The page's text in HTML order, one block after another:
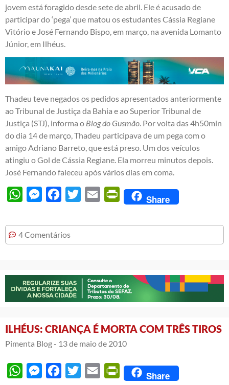
jovem está foragido desde sete de abril. Ele é acusado de
participar do ‘pega’ que matou os estudantes Cássia Regiane
Vitório e José Fernando Bispo, em março, na avenida Lomanto
Júnior, em Ilhéus.
Thadeu teve negados os pedidos apresentados anteriormente
ao Tribunal de Justiça da Bahia e ao Superior Tribunal de
Justiça (STJ), informa o Blog do Gusmão. Por volta das 4h50min
do dia 14 de março, Thadeu participava de um pega com o
amigo Adriano Barreto, que está preso. Um dos veículos
atingiu o Gol de Cássia Regiane. Ela morreu minutos depois.
José Fernando faleceu após vários dias em coma.
WhatsAppMessengerFacebook
Twitter Email PrintFriendly
Share
4 Comentários
ILHÉUS: CRIANÇA É MORTA COM TRÊS TIROS
Pimenta Blog - 13 de maio de 2010
WhatsAppMessengerFacebook
Twitter Email PrintFriendly
Share